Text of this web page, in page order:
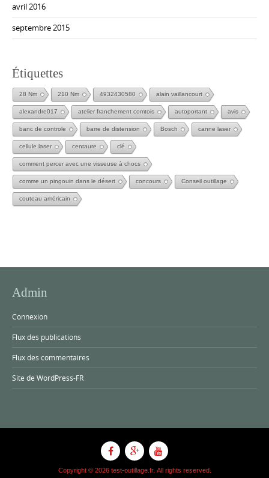
avril 2016
septembre 2015
Étiquettes
28 Nm 210 Nm 4932430580 alain vaillancourt
alexandre017 atelier franchement comtois autoportant avis
banc de controle barre de distension Bosch canne laser
cellule laser centaure clé
comment percer avec une visseuse à chocs
comme un pingouin dans le désert concours Conseil outillage
couteau américain
Admin
Connexion
Flux des publications
Flux des commentaires
Site de WordPress-FR
Copyright © 2026 test-outillage.fr. All rights reserved.